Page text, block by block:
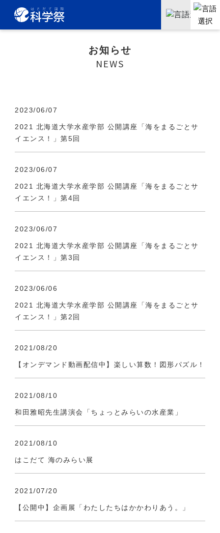
お知らせ
NEWS
2023/06/07
2021 北海道大学水産学部 公開講座「海をまるごとサ
イエンス！」第5回
2023/06/07
2021 北海道大学水産学部 公開講座「海をまるごとサ
イエンス！」第4回
2023/06/07
2021 北海道大学水産学部 公開講座「海をまるごとサ
イエンス！」第3回
2023/06/06
2021 北海道大学水産学部 公開講座「海をまるごとサ
イエンス！」第2回
2021/08/20
【オンデマンド動画配信中】楽しい算数！図形パズル！
2021/08/10
和田雅昭先生講演会「ちょっとみらいの水産業」
2021/08/10
はこだて 海のみらい展
2021/07/20
【公開中】企画展「わたしたちはかかわりあう。」